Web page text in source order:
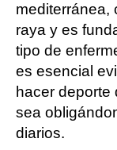
mediterránea,
raya y es
tipo de
es esencial
hacer deporte
sea
diarios.